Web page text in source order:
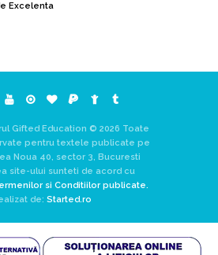
Excelenta
Gifted Education © 2026 Toate
pentru textele publicate pe
Noua 40, sector 3, Bucuresti
site-ului sunteti de acord cu
si Conditiilor publicate.
de: Started.ro